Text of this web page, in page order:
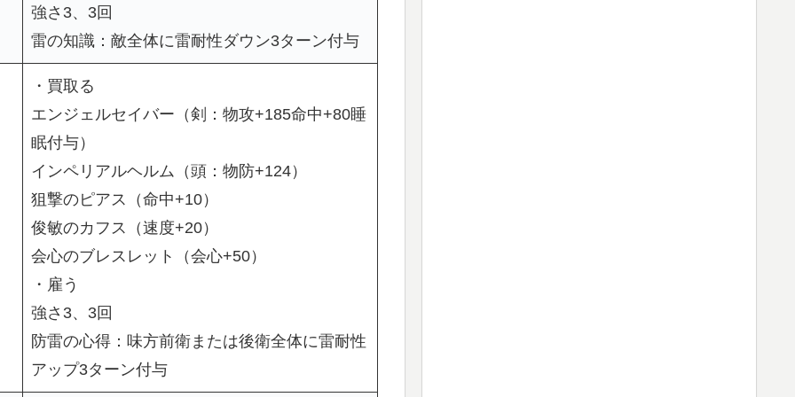
強さ3、3回
雷の知識：敵全体に雷耐性ダウン3ターン付与
・買取る
エンジェルセイバー（剣：物攻+185命中+80睡
眠付与）
インペリアルヘルム（頭：物防+124）
狙撃のピアス（命中+10）
俊敏のカフス（速度+20）
会心のブレスレット（会心+50）
・雇う
強さ3、3回
防雷の心得：味方前衛または後衛全体に雷耐性
アップ3ターン付与